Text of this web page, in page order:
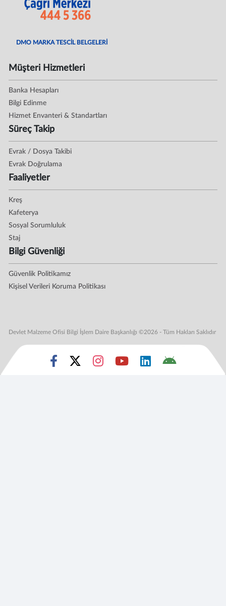
DMO MARKA TESCİL BELGELERİ
Müşteri Hizmetleri
Banka Hesapları
Bilgi Edinme
Hizmet Envanteri & Standartları
Süreç Takip
Evrak / Dosya Takibi
Evrak Doğrulama
Faaliyetler
Kreş
Kafeterya
Sosyal Sorumluluk
Staj
Bilgi Güvenliği
Güvenlik Politikamız
Kişisel Verileri Koruma Politikası
Devlet Malzeme Ofisi Bilgi İşlem Daire Başkanlığı ©2026 - Tüm Hakları Saklıdır